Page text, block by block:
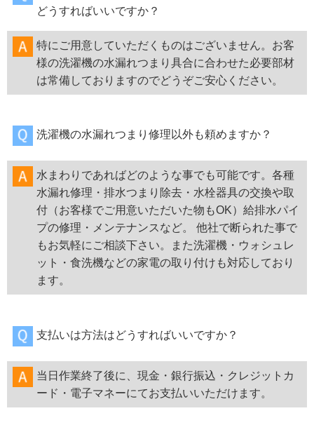
どうすればいいですか？
特にご用意していただくものはございません。お客
様の洗濯機の水漏れつまり具合に合わせた必要部材
は常備しておりますのでどうぞご安心ください。
洗濯機の水漏れつまり修理以外も頼めますか？
水まわりであればどのような事でも可能です。各種
水漏れ修理・排水つまり除去・水栓器具の交換や取
付（お客様でご用意いただいた物もOK）給排水パイ
プの修理・メンテナンスなど。 他社で断られた事で
もお気軽にご相談下さい。また洗濯機・ウォシュレ
ット・食洗機などの家電の取り付けも対応しており
ます。
支払いは方法はどうすればいいですか？
当日作業終了後に、現金・銀行振込・クレジットカ
ード・電子マネーにてお支払いいただけます。